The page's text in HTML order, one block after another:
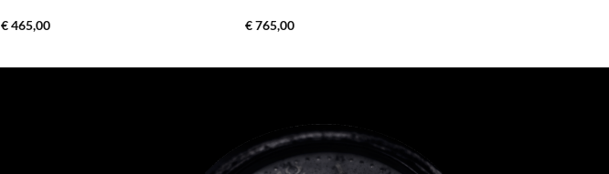
€465,00 €765,00